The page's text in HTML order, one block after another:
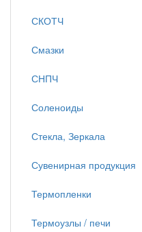
СКОТЧ
Смазки
СНПЧ
Соленоиды
Стекла, Зеркала
Сувенирная продукция
Термопленки
Термоузлы / печи